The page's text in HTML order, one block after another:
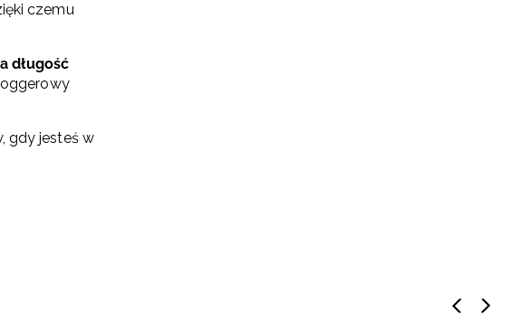
czemu
długość
gdy jesteś w